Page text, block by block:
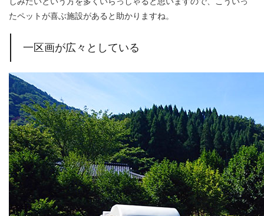
たペットが喜ぶ施設があると助かりますね。
一区画が広々としている